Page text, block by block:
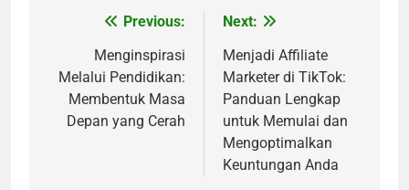
NavigasiPrevious:
Menginspirasi
Melalui Pendidikan:
Membentuk Masa
Depan yang Cerah
Next:
Menjadi Affiliate
Marketer di TikTok:
Panduan Lengkap
untuk Memulai dan
Mengoptimalkan
Keuntungan Anda